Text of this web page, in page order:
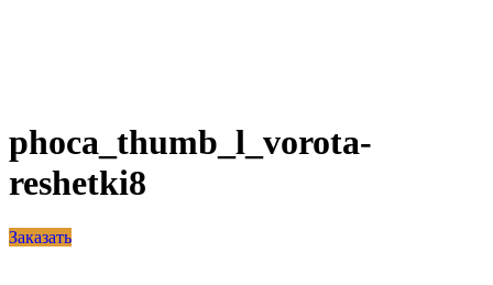
phoca_thumb_l_vorota-
reshetki8
Заказать